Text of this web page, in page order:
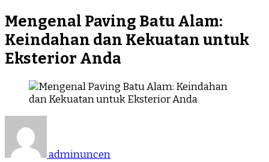
Mengenal Paving Batu Alam:
Keindahan dan Kekuatan untuk
Eksterior Anda
adminuncen